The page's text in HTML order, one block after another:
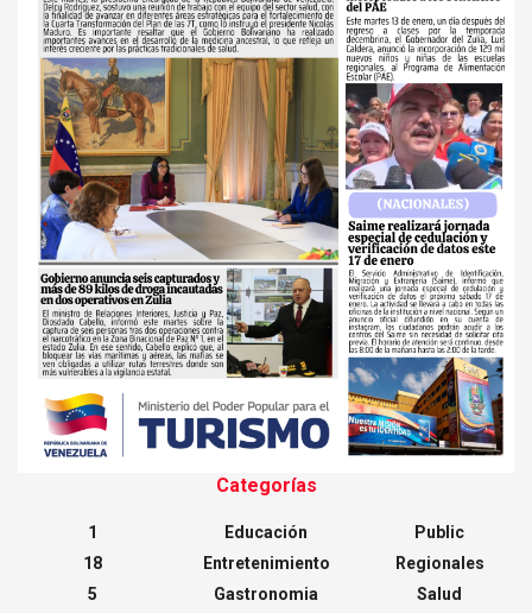
Categorías
1
18
5
Educación
Entretenimiento
Gastronomia
Public
Regionales
Salud